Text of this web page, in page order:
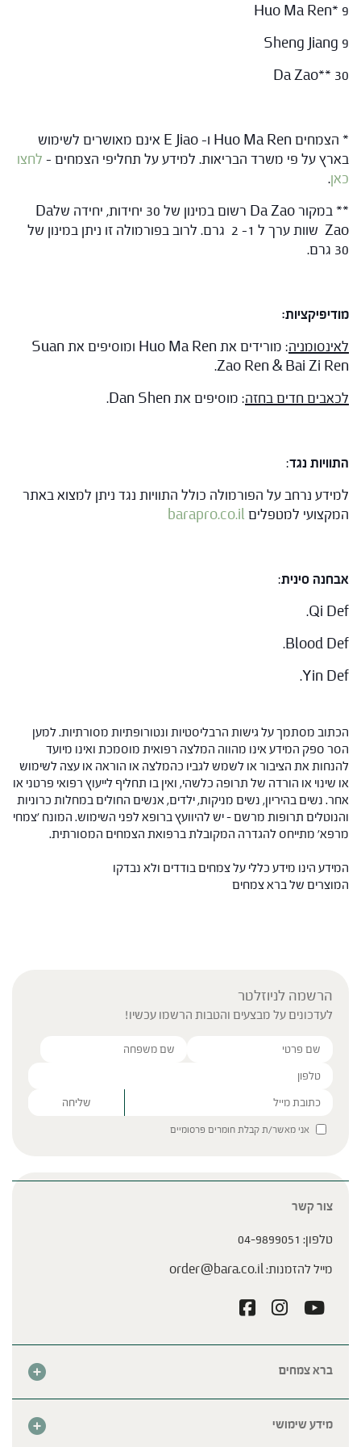
Huo Ma Ren* 9
Sheng Jiang 9
Da Zao** 30
* הצמחים Huo Ma Ren ו- E Jiao אינם מאושרים לשימוש
בארץ על פי משרד הבריאות. למידע על תחליפי הצמחים – לחצו
כאן.
** במקור Da Zao רשום במינון של 30 יחידות, יחידה שלDa
Zao שוות ערך ל 1- 2 גרם. לרוב בפורמולה זו ניתן במינון של
30 גרם.
מודיפיקציות:
לאינסומניה
: מורידים את Huo Ma Ren ומוסיפים את Suan
Zao Ren & Bai Zi Ren.
לכאבים חדים בחזה: מוסיפים את Dan Shen.
התוויות נגד:
למידע נרחב על הפורמולה כולל התוויות נגד ניתן למצוא באתר
המקצועי למטפליםbarapro.co.il
אבחנה סינית:
Qi Def.
Blood Def.
Yin Def.
הכתוב מסתמך על גישות הרבליסטיות ונטורופתיות מסורתיות. למען
הסר ספק המידע אינו מהווה המלצה רפואית מוסמכת ואינו מיועד
להנחות את הציבור או לשמש לגביו כהמלצה או הוראה או עצה לשימוש
או שינוי או הורדה של תרופה כלשהי, ואין בו תחליף לייעוץ רפואי פרטני או
אחר. נשים בהיריון, נשים מניקות, ילדים, אנשים החולים במחלות כרוניות
והנוטלים תרופות מרשם – יש להיוועץ ברופא לפני השימוש. המונח 'צמחי
מרפא' מתייחס להגדרה המקובלת ברפואת הצמחים המסורתית.
המידע הינו מידע כללי על צמחים בודדים ולא נבדקו
המוצרים של ברא צמחים
הרשמה לניוזלטר
לעדכונים על מבצעים והטבות הרשמו עכשיו!
Please leave this field empty.
אני מאשר/ת קבלת חומרים פרסומיים
ברא צמחים
מידע שימושי
צור קשר
טלפון: 04-9899051
מייל להזמנות:order@bara.co.il